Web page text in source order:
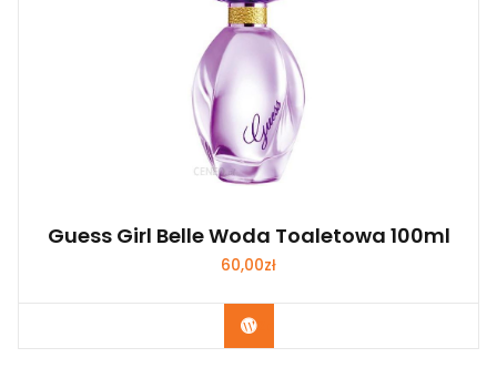
Guess Girl Belle Woda Toaletowa 100ml
60,00zł
Zobacz